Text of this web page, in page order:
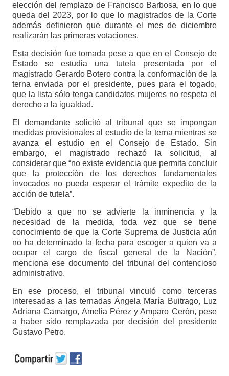
elección del remplazo de Francisco Barbosa, en lo que
queda del 2023, por lo que lo magistrados de la Corte
además definieron que durante el mes de diciembre
realizarán las primeras votaciones.
Esta decisión fue tomada pese a que en el Consejo de
Estado se estudia una tutela presentada por el
magistrado Gerardo Botero contra la conformación de la
terna enviada por el presidente, pues para el togado,
que la lista sólo tenga candidatos mujeres no respeta el
derecho a la igualdad.
El demandante solicitó al tribunal que se impongan
medidas provisionales al estudio de la terna mientras se
avanza el estudio en el Consejo de Estado. Sin
embargo, el magistrado rechazó la solicitud, al
considerar que “no existe evidencia que permita concluir
que la protección de los derechos fundamentales
invocados no pueda esperar el trámite expedito de la
acción de tutela”.
“Debido a que no se advierte la inminencia y la
necesidad de la medida, toda vez que se tiene
conocimiento de que la Corte Suprema de Justicia aún
no ha determinado la fecha para escoger a quien va a
ocupar el cargo de fiscal general de la Nación”,
menciona ese documento del tribunal del contencioso
administrativo.
En ese proceso, el tribunal vinculó como terceras
interesadas a las ternadas Ángela María Buitrago, Luz
Adriana Camargo, Amelia Pérez y Amparo Cerón, pese
a haber sido remplazada por decisión del presidente
Gustavo Petro.